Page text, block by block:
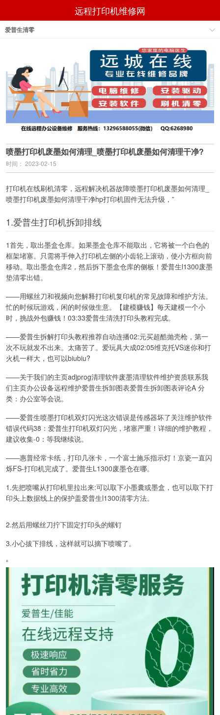
远程打印机维修网
爱普生清零
喷墨打印机废墨如何清理_喷墨打印机废墨如何清理干净?
时间： 2023-02-15
打印机在线刷机清零，远程解决机器故障喷墨打印机废墨如何清理_
喷墨打印机废墨如何清理干净hp打印机固件无法升级，”
1.爱普生打印机拆卸排线
1首先，取出墨盒仓库。如果墨盒仓库不能取出，它将被一个白色的
框架堵塞。只需将手伸入打印机左侧的小齿轮上滚动，使小方框向前
移动。取出墨盒仓库2，然后拆下墨盒仓库的侧板！爱普生l1300废墨
垫清零出错。
——用螺丝刀和视频向您解释打印机复印机的常见故障和维护方法。
忙的时候玩游戏，闲的时候做生意。【建模赚钱】每天建模一个小
时，挑战外包赚钱！03:33爱普生清洗打印头教程完成。
——爱普生拆解打印头教程推荐自动连播02:元买超酷抛壳枪，第一
次不玩就发不出来。太痛苦了。爱玩具大成02:05维克托VS迷你和打
火机一样大，也可以biubiu?
——关于我们的主页adjprog清理软件废墨清理软件维护资质联系我
们主页办公设备远程维护爱普生拆卸图表爱普生拆卸图表评论A 分
类：办公室等会说。
——爱普生喷墨打印机双灯闪光这次错误是传感器坏了关注维护软件
错误代码38：爱普生打印机双灯闪光，堵塞严重！详细的维护教程，
建议收集-0：等我继续说。
——惠普经常卡纸，打印几张卡，一个富士施乐指示灯！京瓷一直闪
烁FS-打印机完成了。爱普生L1300废墨仓在哪。
1.先把喷嘴从打印机里拉出来:可以取下小墨囊或墨盒，也可以取下打
印头上数据线上的保护盖爱普生l1300清零方法。
2.然后用螺丝刀拧下固定打印头的螺钉
3.小心拔下排线，这样就可以摘下喷嘴了。
“